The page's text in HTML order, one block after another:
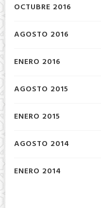
OCTUBRE 2016
AGOSTO 2016
ENERO 2016
AGOSTO 2015
ENERO 2015
AGOSTO 2014
ENERO 2014